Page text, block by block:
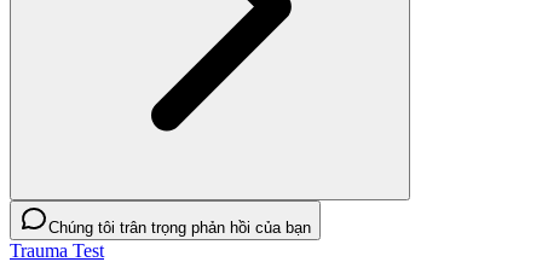
Chúng tôi trân trọng phản hồi của bạn
Trauma Test